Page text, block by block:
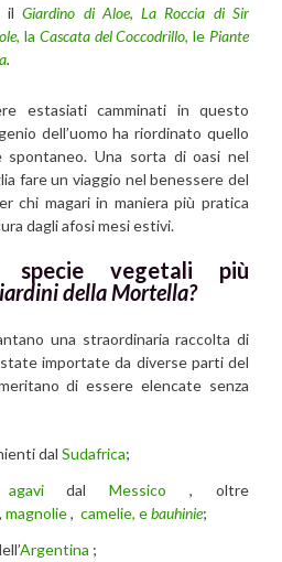
ilGiardino di Aloe,La Roccia di Sir
, la Cascata del Coccodrillo, le Piante
.
estasiati camminati in questo
dell’uomo ha riordinato quello
spontaneo. Una sorta di oasi nel
fare un viaggio nel benessere del
chi magari in maniera più pratica
dagli afosi mesi estivi.
vegetali più
della Mortella?
una straordinaria raccolta di
importate da diverse parti del
di essere elencate senza
dal Sudafrica;
agavidalMessico , oltre
, magnolie, camelie, ebauhinie;
Argentina ;